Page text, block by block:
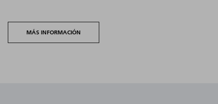
MÁS INFORMACIÓN